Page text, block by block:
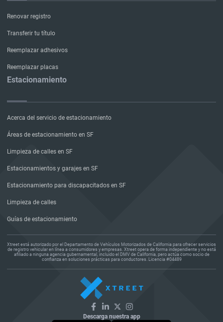
Renovar registro
Transferir tu título
Reemplazar adhesivos
Reemplazar placas
Estacionamiento
Acerca del servicio de estacionamiento
Áreas de estacionamiento en SF
Limpieza de calles en SF
Estacionamientos y garajes en SF
Estacionamiento para discapacitados en SF
Limpieza de calles
Guías de estacionamiento
Xtreet está autorizado por el Departamento de Vehículos Motorizados de California para ofrecer servicios
de registro vehicular en línea a consumidores y empresas. Xtreet opera de forma independiente y no está
afiliado a ninguna agencia gubernamental, incluido el DMV de California, pero actúa como socio de
confianza en soluciones prácticas para conductores. Licencia #04489
Descarga nuestra app